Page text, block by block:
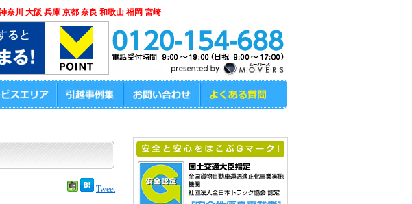
Tweet
川 大阪 兵庫 京都 奈良 和歌山 福岡 宮崎